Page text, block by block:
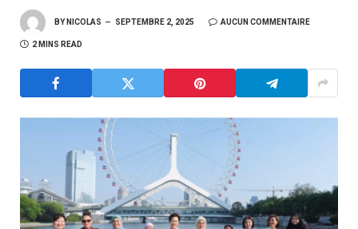
BY NICOLAS SEPTEMBRE 2, 2025 AUCUN COMMENTAIRE
2 MINS READ